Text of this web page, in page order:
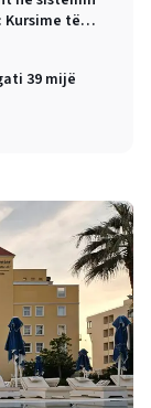
Kursime të
39 mijë